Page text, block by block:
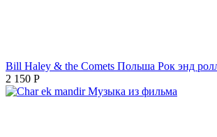
Bill Haley & the Comets Польша Рок энд
2 150 Р